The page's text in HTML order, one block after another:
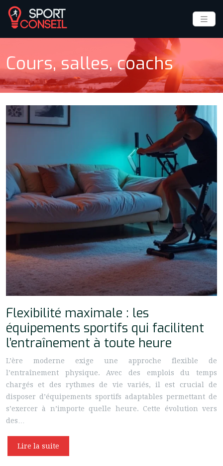
Cours, salles, coachs
Flexibilité maximale : les
équipements sportifs qui facilitent
l’entraînement à toute heure
L’ère moderne exige une approche flexible de
l’entraînement physique. Avec des emplois du temps
chargés et des rythmes de vie variés, il est crucial de
disposer d’équipements sportifs adaptables permettant de
s’exercer à n’importe quelle heure. Cette évolution vers
des…
Lire la suite